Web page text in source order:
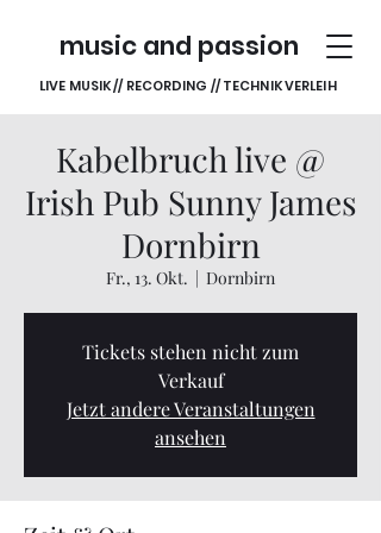
music and passion
LIVE MUSIK // RECORDING // TECHNIK VERLEIH
Kabelbruch live @
Irish Pub Sunny James
Dornbirn
Fr., 13. Okt.
  |
Dornbirn
Tickets stehen nicht zum
Verkauf
Jetzt andere Veranstaltungen
ansehen